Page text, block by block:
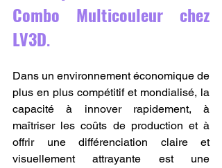
Combo Multicouleur chez
LV3D.
Dans un environnement économique de
plus en plus compétitif et mondialisé, la
capacité à innover rapidement, à
maîtriser les coûts de production et à
offrir une différenciation claire et
visuellement attrayante est une